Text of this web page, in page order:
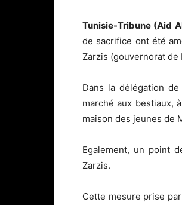
Tunisie-Tribune (Aid
de sacrifice ont été
Zarzis (gouvernorat de
Dans la délégation
marché aux bestiaux,
maison des jeunes de
Egalement, un point
Zarzis.
Cette mesure prise